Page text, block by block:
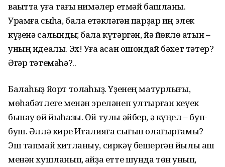
ваҡытта уға тағы нимәлер етмәй башланы.
Урамға сыҡһа, бала етәкләгән парҙар иң элек
күҙенә салынды; бала күтәргән, йә йөклө ҡатын –
уның идеалы. Эх! Уға ҡасан ошондай бәхет тәтер?
Әгәр тәтемәһә?..
Балаһыҙ йорт толҡаһыҙ. Үҙенең матурлығы,
мөһабәтлеге менән эреләнеп ултырған кеүек
бынау өй йыһазы. Өй тулы әйбер, ә күңел – буп-
буш. Әллә кире Италияға сығып олағырғамы?
Эш тапмай хитланыу, сиркәү бешергән йылы аш
менән хушланып, ҡайҙа етте шунда төн ҡунып,